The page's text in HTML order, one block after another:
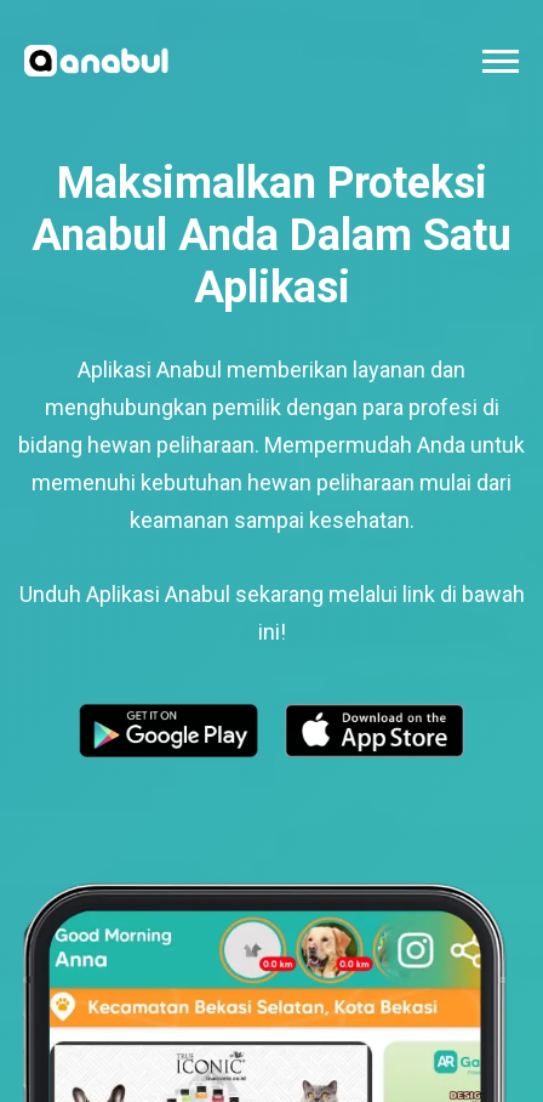
Maksimalkan Proteksi
Anabul Anda Dalam Satu
Aplikasi
Aplikasi Anabul memberikan layanan dan
menghubungkan pemilik dengan para profesi di
bidang hewan peliharaan. Mempermudah Anda untuk
memenuhi kebutuhan hewan peliharaan mulai dari
keamanan sampai kesehatan.
Unduh Aplikasi Anabul sekarang melalui link di bawah
ini!